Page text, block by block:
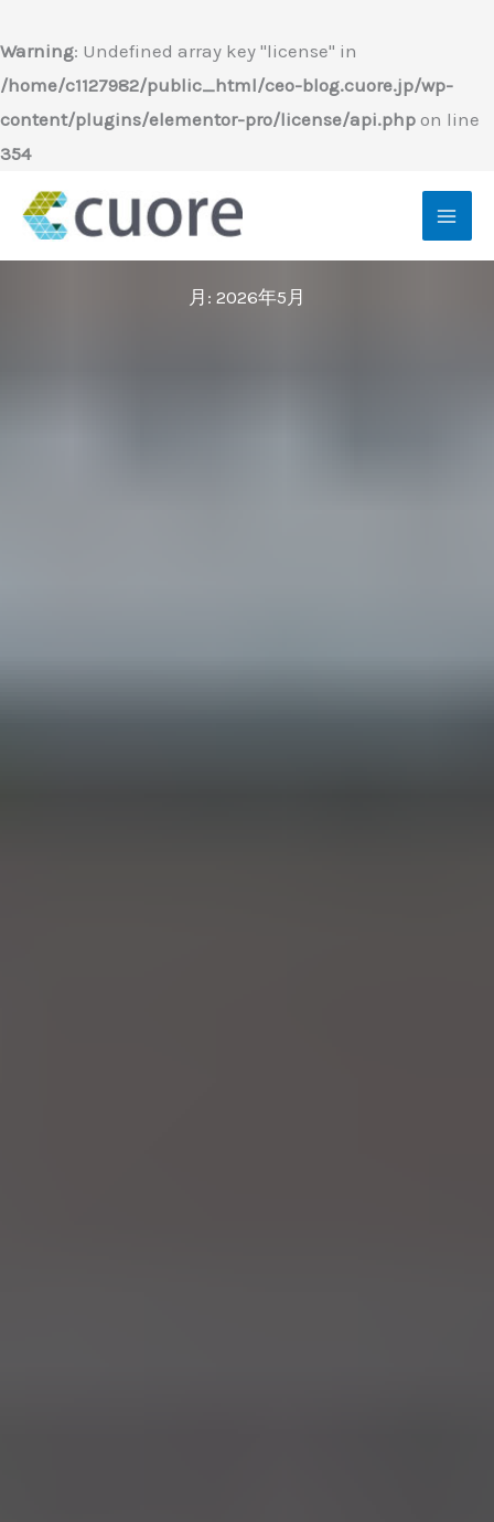
Warning: Undefined array key "license" in
/home/c1127982/public_html/ceo-blog.cuore.jp/wp-
content/plugins/elementor-pro/license/api.php on line
354
容
を
ス
キ
月: 2026年5月